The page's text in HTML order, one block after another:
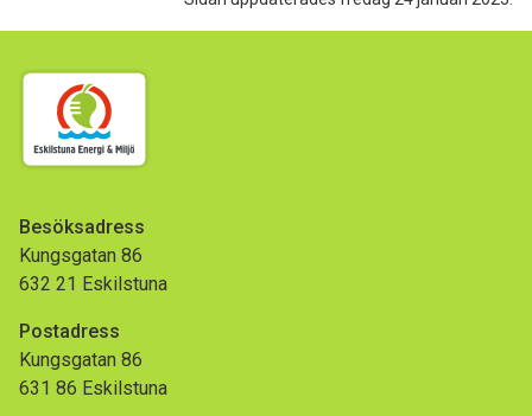
Besöksadress
Kungsgatan 86
632 21 Eskilstuna
Postadress
Kungsgatan 86
631 86 Eskilstuna